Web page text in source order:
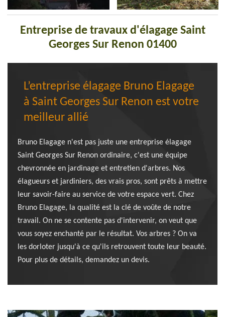
Entreprise de travaux d'élagage Saint
Georges Sur Renon 01400
L’entreprise élagage Bruno Elagage
à Saint Georges Sur Renon est votre
meilleur allié
Bruno Elagage n'est pas juste une entreprise élagage
Saint Georges Sur Renon ordinaire, c'est une équipe
chevronnée en jardinage et entretien d'arbres. Nos
élagueurs et jardiniers, des vrais pros, sont prêts à mettre
leur savoir-faire au service de votre espace vert. Chez
Bruno Elagage, la qualité est la clé de voûte de notre
travail. On ne se contente pas d'intervenir, on veut que
vous soyez enchanté par le résultat. Vos arbres ? On va
les dorloter jusqu'à ce qu'ils retrouvent toute leur beauté.
Pour plus de détails, demandez un devis.